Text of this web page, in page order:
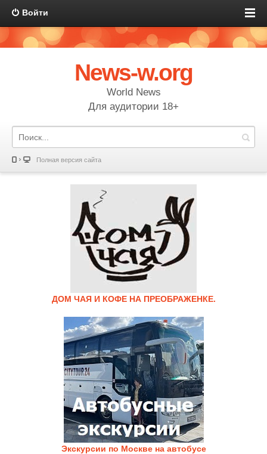
Войти
News-w.org
World News
Для аудитории 18+
Полная версия сайта
ДОМ ЧАЯ И КОФЕ НА ПРЕОБРАЖЕНКЕ.
Экскурсии по Москве на автобусе